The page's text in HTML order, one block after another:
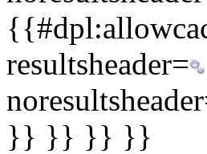
resultsheader=
}} }} }} }}